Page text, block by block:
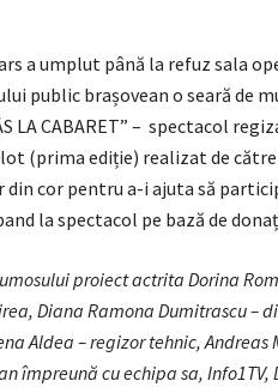
a umplut până la refuz sala
public brașovean o seară de
LA CABARET” – spectacol
(prima ediție) realizat de către
cor pentru a-i ajuta să
la spectacol pe bază de
proiect actrita Dorina
Diana Ramona Dumitrascu –
Aldea – regizor tehnic, Andreas
împreună cu echipa sa,